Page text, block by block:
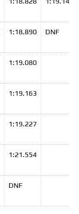
1:18.890 DNF
1:19.080
1:19.163
1:19.227
1:21.554
DNF